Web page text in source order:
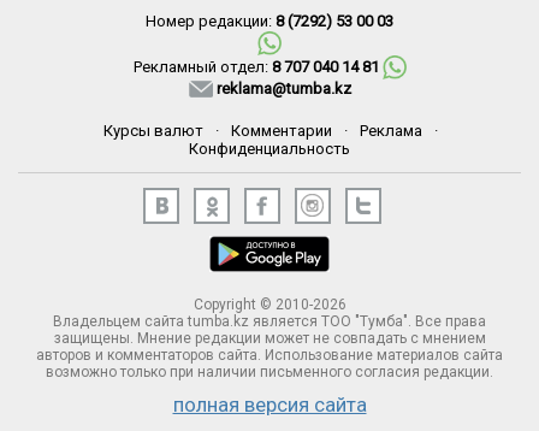
Номер редакции: 8 (7292) 53 00 03
Рекламный отдел: 8 707 040 14 81
reklama@tumba.kz
Курсы валют · Комментарии · Реклама
·
Конфиденциальность
Copyright © 2010-2026
Владельцем сайта tumba.kz является ТОО "Тумба". Все права
защищены. Мнение редакции может не совпадать с мнением
авторов и комментаторов сайта. Использование материалов сайта
возможно только при наличии письменного согласия редакции.
полная версия сайта